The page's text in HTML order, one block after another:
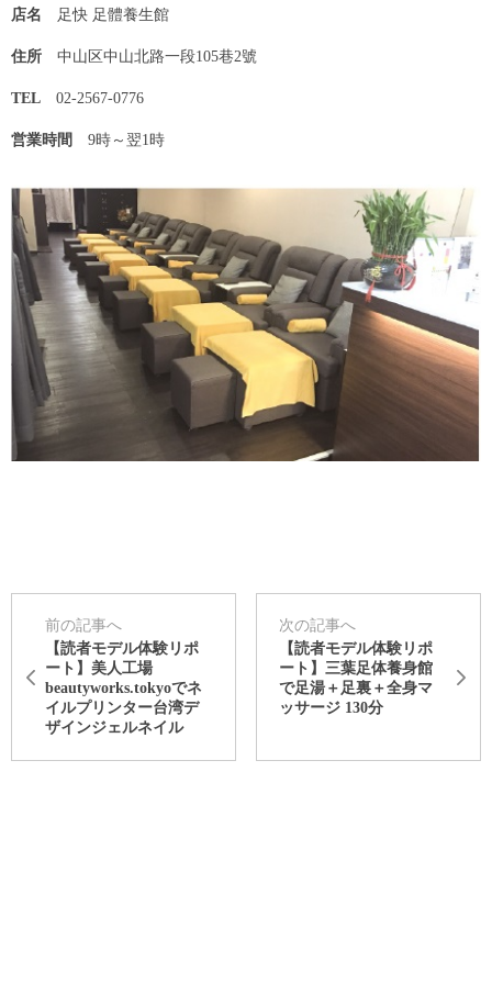
店名 足快 足體養生館
住所 中山区中山北路一段105巷2號
TEL 02-2567-0776
営業時間 9時～翌1時
前の記事へ
【読者モデル体験リポ
ート】美人工場
beautyworks.tokyoでネ
イルプリンター台湾デ
ザインジェルネイル
次の記事へ
【読者モデル体験リポ
ート】三葉足体養身館
で足湯＋足裏＋全身マ
ッサージ 130分